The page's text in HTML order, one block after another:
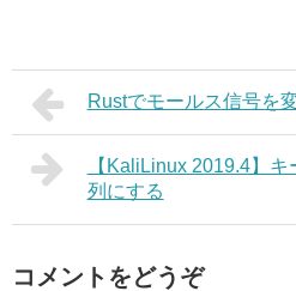
Rustでモールス信号を
【KaliLinux 2019.4】
列にする
コメントをどうぞ